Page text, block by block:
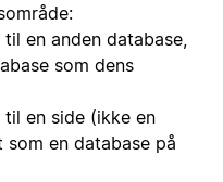
en anden database,
som dens
en side (ikke en
en database på